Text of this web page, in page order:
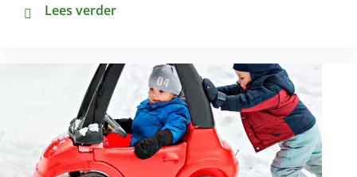
Vlucht geannuleerd? Dit zijn je rechten als reiziger
Lees verder